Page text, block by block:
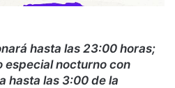
hasta las 23:00 horas;
especial nocturno con
hasta las 3:00 de la